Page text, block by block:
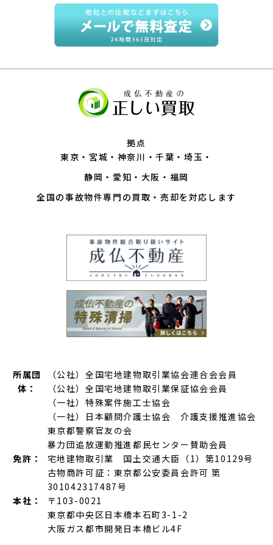
拠点
東京
宮城 神奈川 千葉
埼玉
静岡
愛知 大阪
福岡
全国の事故物件専門の買取・売却を対応します
所属団
体：
（公社）全国宅地建物取引業協会連合会会員
（公社）全国宅地建物取引業保証協会会員
（一社）特殊案件施工士協会
（一社）日本顧問介護士協会 介護支援推進協会
東京都警察官友の会
暴力団追放運動推進都民センター賛助会員
免許：
宅地建物取引業 国土交通大臣（1）第10129号
古物商許可証：東京都公安委員会許可 第
301042317487号
本社：
〒103-0021
東京都中央区日本橋本石町3-1-2
大阪ガス都市開発日本橋ビル4F